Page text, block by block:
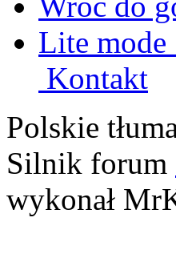
Lite mode
Kontakt
Polskie
Silnik forum
wykonał